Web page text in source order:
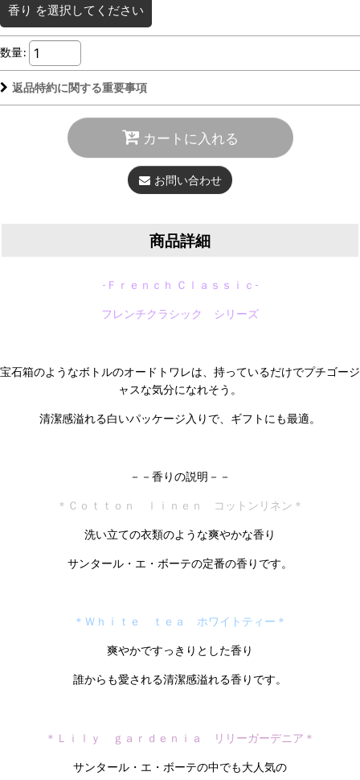
香り を選択してください
数量:
返品特約に関する重要事項
カートに入れる
お問い合わせ
商品詳細
-Ｆｒｅｎｃｈ Ｃｌａｓｓｉｃ-
フレンチクラシック シリーズ
宝石箱のようなボトルのオードトワレは、持っているだけでプチゴージ
ャスな気分になれそう。
清潔感溢れる白いパッケージ入りで、ギフトにも最適。
－－香りの説明－－
＊Ｃｏｔｔｏｎ ｌｉｎｅｎ コットンリネン＊
洗い立ての衣類のような爽やかな香り
サンタール・エ・ボーテの定番の香りです。
＊Ｗｈｉｔｅ ｔｅａ ホワイトティー＊
爽やかですっきりとした香り
誰からも愛される清潔感溢れる香りです。
＊Ｌｉｌｙ ｇａｒｄｅｎｉａ リリーガーデニア＊
サンタール・エ・ボーテの中でも大人気の